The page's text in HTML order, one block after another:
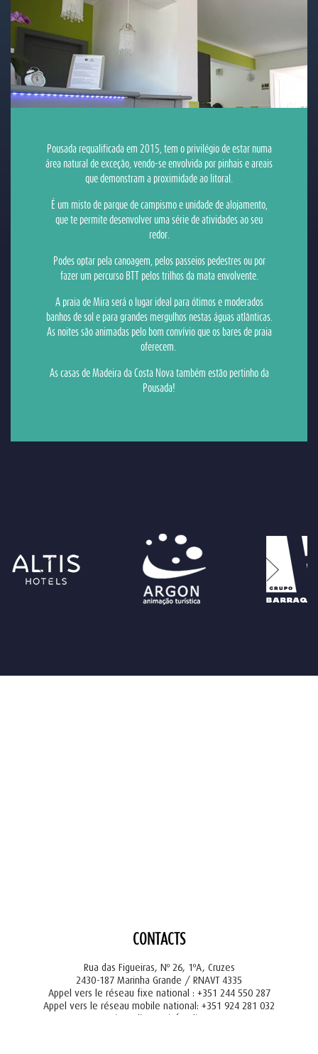
Pousada requalificada em 2015, tem o privilégio de estar numa
área natural de exceção, vendo-se envolvida por pinhais e areais
que demonstram a proximidade ao litoral.
É um misto de parque de campismo e unidade de alojamento,
que te permite desenvolver uma série de atividades ao seu
redor.
Podes optar pela canoagem, pelos passeios pedestres ou por
fazer um percurso BTT pelos trilhos da mata envolvente.
A praia de Mira será o lugar ideal para ótimos e moderados
banhos de sol e para grandes mergulhos nestas águas atlânticas.
As noites são animadas pelo bom convívio que os bares de praia
oferecem.
As casas de Madeira da Costa Nova também estão pertinho da
Pousada!
CONTACTS
Rua das Figueiras, Nº 26, 1ºA, Cruzes
2430-187 Marinha Grande / RNAVT 4335
Appel vers le réseau fixe national : +351 244 550 287
Appel vers le réseau mobile national: +351 924 281 032
tourism@liger.pt
info@liger.pt